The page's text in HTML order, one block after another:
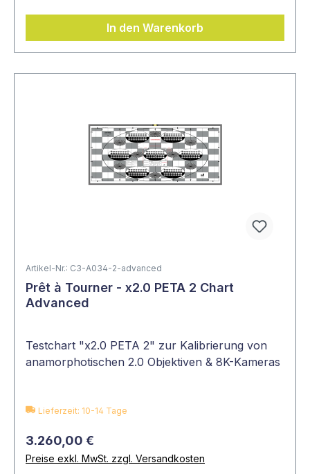
In den Warenkorb
Artikel-Nr.: C3-A034-2-advanced
Prêt à Tourner - x2.0 PETA 2 Chart
Advanced
Testchart "x2.0 PETA 2" zur Kalibrierung von
anamorphotischen 2.0 Objektiven & 8K-Kameras
Lieferzeit: 10-14 Tage
3.260,00 €
Preise exkl. MwSt. zzgl. Versandkosten